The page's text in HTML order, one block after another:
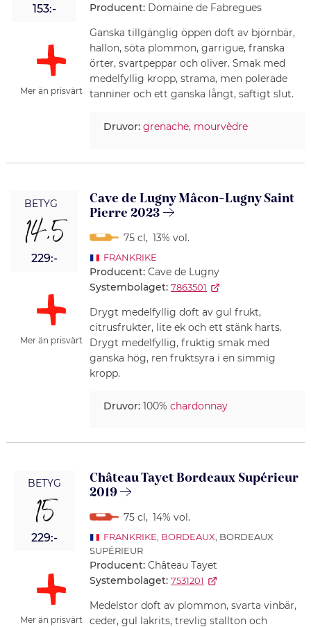
153:-
Mer än prisvärt
Producent: Domaine de Fabregues
Ganska tillgänglig öppen doft av björnbär,
hallon, söta plommon, garrigue, franska
örter, svartpeppar och oliver. Smak med
medelfyllig kropp, strama, men polerade
tanniner och ett ganska långt, saftigt slut.
Druvor: grenache, mourvèdre
BETYG
14,5
229:-
Mer än prisvärt
Cave de Lugny Mâcon-Lugny Saint
Pierre 2023
75 cl , 13% vol.
FRANKRIKE
Producent: Cave de Lugny
Systembolaget: 7863501
Drygt medelfyllig doft av gul frukt,
citrusfrukter, lite ek och ett stänk harts.
Drygt medelfyllig, fruktig smak med
ganska hög, ren fruktsyra i en simmig
kropp.
Druvor:100% chardonnay
BETYG
15
229:-
Mer än prisvärt
Château Tayet Bordeaux Supérieur
2019
75 cl , 14% vol.
FRANKRIKE, BORDEAUX, BORDEAUX
SUPÉRIEUR
Producent: Château Tayet
Systembolaget: 7531201
Medelstor doft av plommon, svarta vinbär,
ceder, gul lakrits, trevlig stallton och